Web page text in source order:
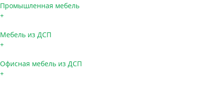
Промышленная мебель
+
Мебель из ДСП
+
Офисная мебель из ДСП
+